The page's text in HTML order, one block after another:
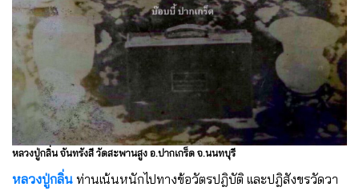
หลวงปู่กลิ่น จันทรังสี วัดสะพานสูง อ.ปากเกร็ด จ.นนทบุรี
หลวงปู่กลิ่น ท่านเน้นหนักไปทางข้อวัตรปฎิบัติ เเละปฎิสังขรวัดวา